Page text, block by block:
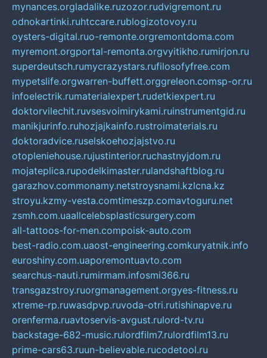
mynances.orgladalike.ruzozor.rudvigremont.ru
odnokartinki.ruhtccare.rublogizotovoy.ru
oysters-digital.ruo-remonte.orgremontdoma.com
myremont.orgportal-remonta.orgvyitikho.rumirjon.ru
superdeutsch.rumycrazystars.rufilosofyfree.com
mypetslife.orgwarren-buffett.orggreleon.comsp-or.ru
infoelectrik.rumaterialexpert.rudetkiexpert.ru
doktorvilechit.ruvsesvoimirykami.ruinstrumentgid.ru
manikjurinfo.ruhozjajkainfo.rustroimaterials.ru
doktoradvice.ruselskoehozjajstvo.ru
otopleniehouse.rujustinterior.ruchastnyjdom.ru
mojateplica.rupodelkimaster.rulandshaftblog.ru
garazhov.commonamy.netstroysnami.kzlcna.kz
stroyu.kzmy-vesta.comtimeszp.comavtoguru.net
zsmh.com.uaallcelebsplasticsurgery.com
all-tattoos-for-men.compoisk-auto.com
best-radio.com.uaost-engineering.comkuryatnik.info
euroshiny.com.uaporemontuavto.com
searchus-nauti.rumirmam.infosmi366.ru
transgazstroy.ruorgmanagement.orgyes-fitness.ru
xtreme-rp.ruwasdpvp.ruvoda-otri.rutishinapve.ru
orenferma.ruavtoservis-avgust.rulord-tv.ru
backstage-682-music.rulordfilm7.rulordfilm13.ru
prime-cars63.ruun-believable.rucodetool.ru